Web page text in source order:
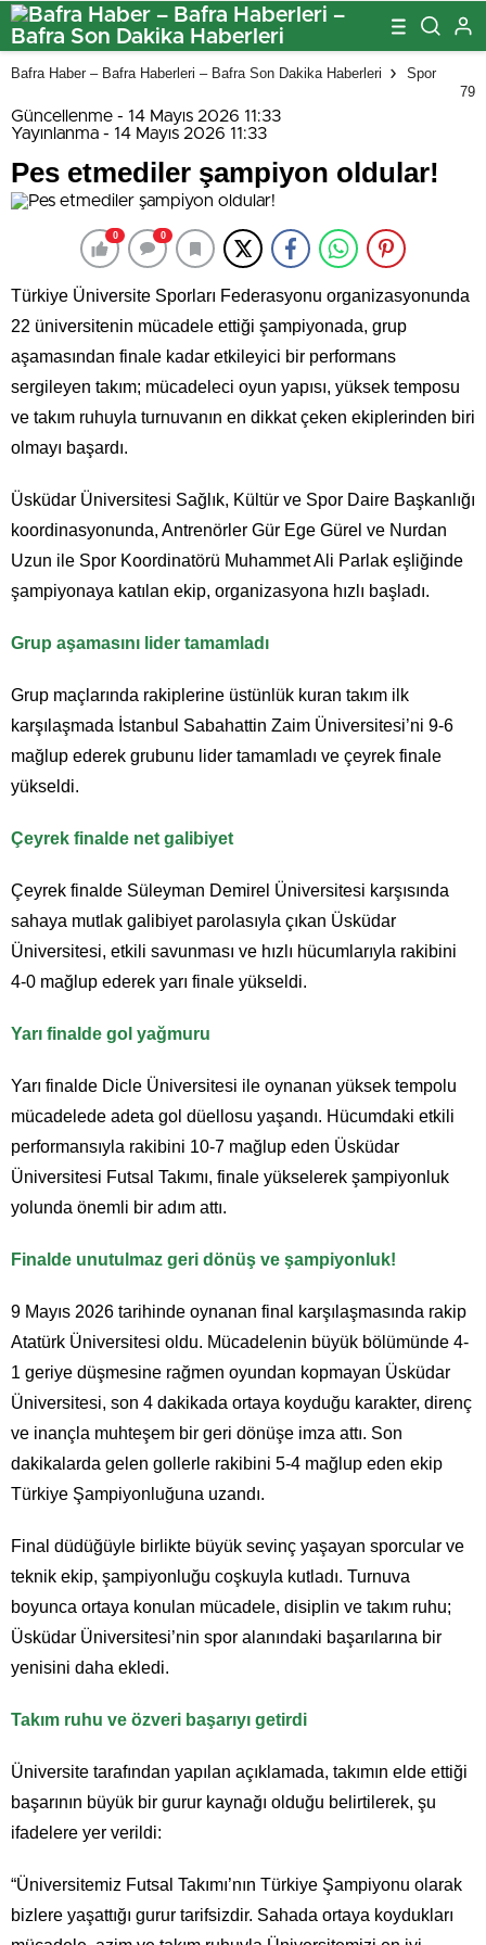
Bafra Haber – Bafra Haberleri – Bafra Son Dakika Haberleri
Spor
79
Güncellenme - 14 Mayıs 2026 11:33
Yayınlanma - 14 Mayıs 2026 11:33
Pes etmediler şampiyon oldular!
0 0
Türkiye Üniversite Sporları Federasyonu organizasyonunda
22 üniversitenin mücadele ettiği şampiyonada, grup
aşamasından finale kadar etkileyici bir performans
sergileyen takım; mücadeleci oyun yapısı, yüksek temposu
ve takım ruhuyla turnuvanın en dikkat çeken ekiplerinden biri
olmayı başardı.
Üsküdar Üniversitesi Sağlık, Kültür ve Spor Daire Başkanlığı
koordinasyonunda, Antrenörler Gür Ege Gürel ve Nurdan
Uzun ile Spor Koordinatörü Muhammet Ali Parlak eşliğinde
şampiyonaya katılan ekip, organizasyona hızlı başladı.
Grup aşamasını lider tamamladı
Grup maçlarında rakiplerine üstünlük kuran takım ilk
karşılaşmada İstanbul Sabahattin Zaim Üniversitesi’ni 9-6
mağlup ederek grubunu lider tamamladı ve çeyrek finale
yükseldi.
Çeyrek finalde net galibiyet
Çeyrek finalde Süleyman Demirel Üniversitesi karşısında
sahaya mutlak galibiyet parolasıyla çıkan Üsküdar
Üniversitesi, etkili savunması ve hızlı hücumlarıyla rakibini
4-0 mağlup ederek yarı finale yükseldi.
Yarı finalde gol yağmuru
Yarı finalde Dicle Üniversitesi ile oynanan yüksek tempolu
mücadelede adeta gol düellosu yaşandı. Hücumdaki etkili
performansıyla rakibini 10-7 mağlup eden Üsküdar
Üniversitesi Futsal Takımı, finale yükselerek şampiyonluk
yolunda önemli bir adım attı.
Finalde unutulmaz geri dönüş ve şampiyonluk!
9 Mayıs 2026 tarihinde oynanan final karşılaşmasında rakip
Atatürk Üniversitesi oldu. Mücadelenin büyük bölümünde 4-
1 geriye düşmesine rağmen oyundan kopmayan Üsküdar
Üniversitesi, son 4 dakikada ortaya koyduğu karakter, direnç
ve inançla muhteşem bir geri dönüşe imza attı. Son
dakikalarda gelen gollerle rakibini 5-4 mağlup eden ekip
Türkiye Şampiyonluğuna uzandı.
Final düdüğüyle birlikte büyük sevinç yaşayan sporcular ve
teknik ekip, şampiyonluğu coşkuyla kutladı. Turnuva
boyunca ortaya konulan mücadele, disiplin ve takım ruhu;
Üsküdar Üniversitesi’nin spor alanındaki başarılarına bir
yenisini daha ekledi.
Takım ruhu ve özveri başarıyı getirdi
Üniversite tarafından yapılan açıklamada, takımın elde ettiği
başarının büyük bir gurur kaynağı olduğu belirtilerek, şu
ifadelere yer verildi:
“Üniversitemiz Futsal Takımı’nın Türkiye Şampiyonu olarak
bizlere yaşattığı gurur tarifsizdir. Sahada ortaya koydukları